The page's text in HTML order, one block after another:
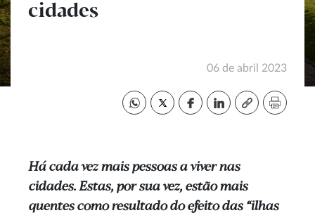
cidades
06 de abril 2023
Há cada vez mais pessoas a viver nas
cidades. Estas, por sua vez, estão mais
quentes como resultado do efeito das “ilhas